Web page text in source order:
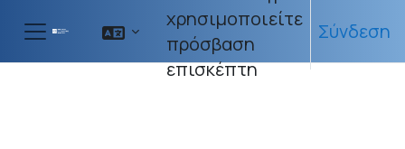
Μετάβαση στο κεντρικό περιεχόμενο
Πλευρικός πίνακας
χρησιμοποιείτε
πρόσβαση
επισκέπτη
Σύνδεση